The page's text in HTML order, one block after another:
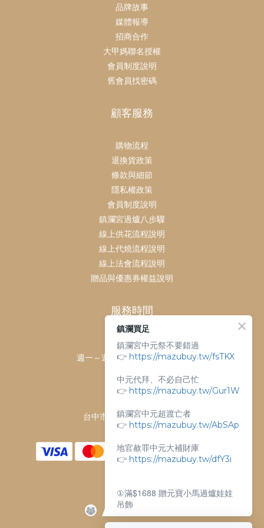
品牌故事
媒體報導
招商合作
大甲媽聯名授權
會員制度說明
舊會員找密碼
顧客服務
購物流程
退換貨政策
條款與細節
隱私權政策
會員制度說明
鎮瀾宮過爐八步驟
線上供花流程說明
線上代燒流程說明
線上法會流程說明
贈品與優惠券權益說明
服務時間
客服時間：
週一～週日 上午9點～下午6點
04-26763688
台中市大甲區順天路238號
鎮瀾買足
鎮瀾宮中元祭不要錯過
👉 https://mazubuy.tw/fsTKX
中元代拜、不必自己忙
👉 https://mazubuy.tw/Gur1W
鎮瀾宮中元超渡亡者
👉 https://mazubuy.tw/AbSAp
地官赦罪中元大補財庫
👉 https://mazubuy.tw/dfY3i
①滿$1688 贈元寶小馬過爐娃娃
吊飾